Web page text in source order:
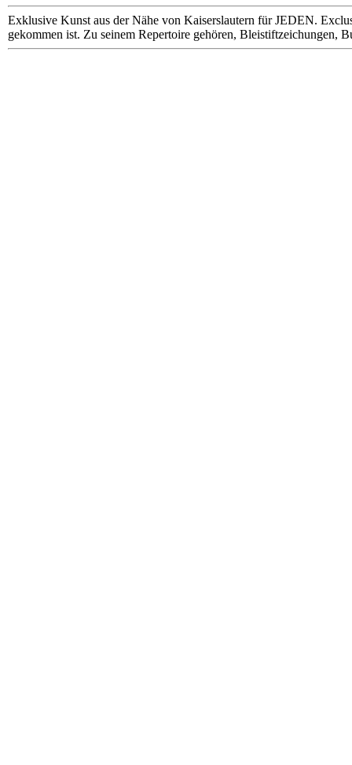
Exklusive Kunst aus der Nähe von Kaiserslautern für JEDEN.
gekommen ist. Zu seinem Repertoire gehören, Bleistiftzeichungen,